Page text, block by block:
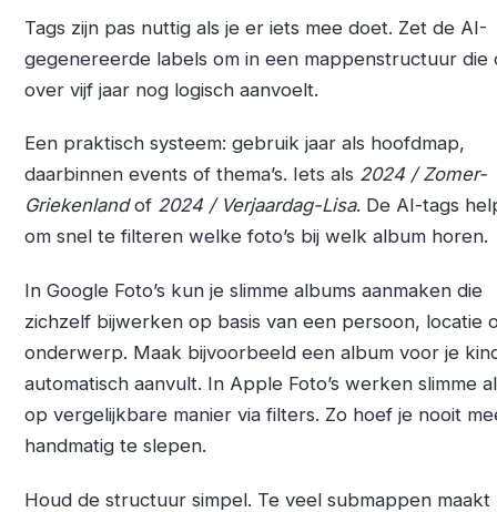
Tags zijn pas nuttig als je er iets mee doet. Zet de AI-
gegenereerde labels om in een mappenstructuur die
over vijf jaar nog logisch aanvoelt.
Een praktisch systeem: gebruik jaar als hoofdmap,
daarbinnen events of thema’s. Iets als 2024 / Zomer-
Griekenlandof 2024 / Verjaardag-Lisa. De AI-tags
om snel te filteren welke foto’s bij welk album horen.
In Google Foto’s kun je slimme albums aanmaken die
zichzelf bijwerken op basis van een persoon, locatie
onderwerp. Maak bijvoorbeeld een album voor je
automatisch aanvult. In Apple Foto’s werken slimme
op vergelijkbare manier via filters. Zo hoef je nooit
handmatig te slepen.
Houd de structuur simpel. Te veel submappen maakt